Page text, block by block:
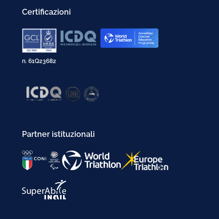
Certificazioni
n. 61Q23682
Partner istituzionali